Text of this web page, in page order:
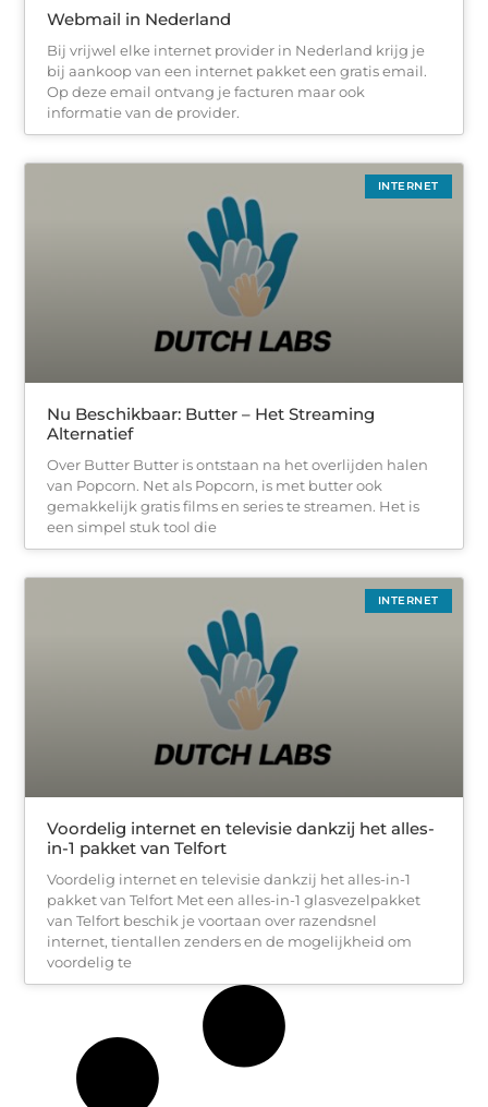
Webmail in Nederland
Bij vrijwel elke internet provider in Nederland krijg je
bij aankoop van een internet pakket een gratis email.
Op deze email ontvang je facturen maar ook
informatie van de provider.
INTERNET
Nu Beschikbaar: Butter – Het Streaming
Alternatief
Over Butter Butter is ontstaan na het overlijden halen
van Popcorn. Net als Popcorn, is met butter ook
gemakkelijk gratis films en series te streamen. Het is
een simpel stuk tool die
INTERNET
Voordelig internet en televisie dankzij het alles-
in-1 pakket van Telfort
Voordelig internet en televisie dankzij het alles-in-1
pakket van Telfort Met een alles-in-1 glasvezelpakket
van Telfort beschik je voortaan over razendsnel
internet, tientallen zenders en de mogelijkheid om
voordelig te